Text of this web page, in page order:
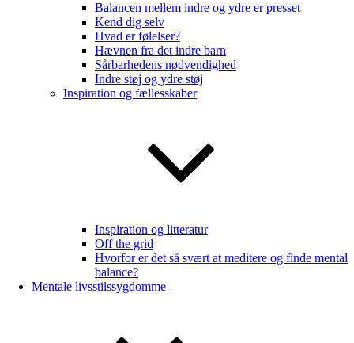
Balancen mellem indre og ydre er presset
Kend dig selv
Hvad er følelser?
Hævnen fra det indre barn
Sårbarhedens nødvendighed
Indre støj og ydre støj
Inspiration og fællesskaber
Inspiration og litteratur
Off the grid
Hvorfor er det så svært at meditere og finde mental
balance?
Mentale livsstilssygdomme